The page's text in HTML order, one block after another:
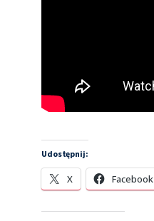
Udostępnij:
X Facebook